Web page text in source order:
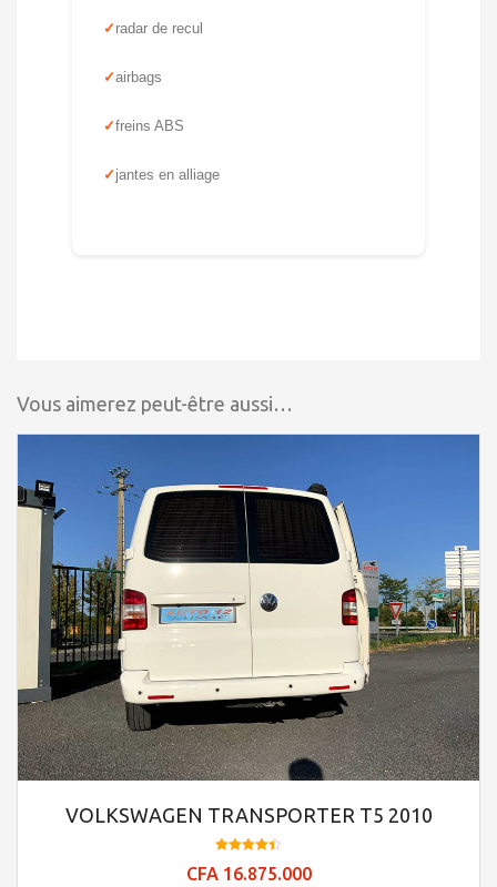
radar de recul
airbags
freins ABS
jantes en alliage
Vous aimerez peut-être aussi…
VOLKSWAGEN TRANSPORTER T5 2010
4.39
CFA16.875.000